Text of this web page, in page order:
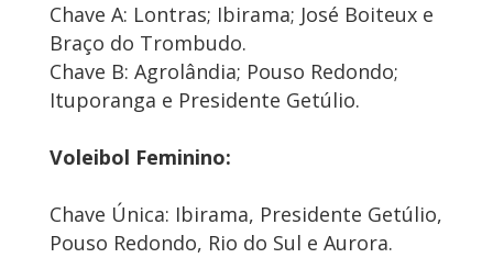
Chave A: Lontras; Ibirama; José Boiteux e
Braço do Trombudo.
Chave B: Agrolândia; Pouso Redondo;
Ituporanga e Presidente Getúlio.
Voleibol Feminino:
Chave Única: Ibirama, Presidente Getúlio,
Pouso Redondo, Rio do Sul e Aurora.